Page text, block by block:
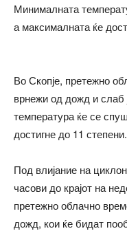
Минималната
а максималната ќе
Во Скопје, претежно
врнежи од дожд и
температура ќе се
достигне до 11 степени.
Под влијание на
часови до крајот на
претежно облачно
дожд, кои ќе бидат